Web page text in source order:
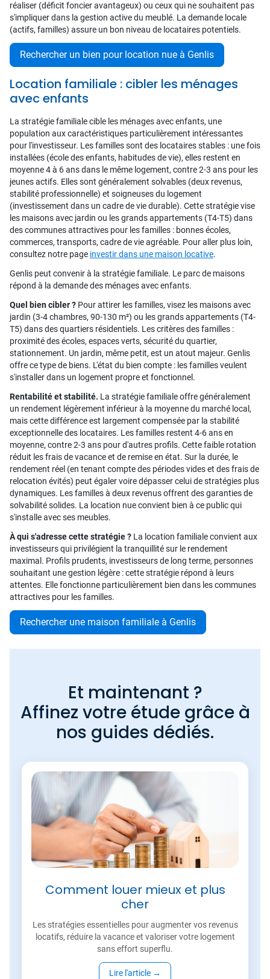
réaliser (déficit foncier avantageux) ou ceux qui ne souhaitent pas
s'impliquer dans la gestion active du meublé. La demande locale
(actifs, familles) assure un bon niveau de locataires potentiels.
Rechercher un bien pour location nue à Genlis
Location familiale : cibler les ménages
avec enfants
La stratégie familiale cible les ménages avec enfants, une
population aux caractéristiques particulièrement intéressantes
pour l'investisseur. Les familles sont des locataires stables : une fois
installées (école des enfants, habitudes de vie), elles restent en
moyenne 4 à 6 ans dans le même logement, contre 2-3 ans pour les
jeunes actifs. Elles sont généralement solvables (deux revenus,
stabilité professionnelle) et soigneuses du logement
(investissement dans un cadre de vie durable). Cette stratégie vise
les maisons avec jardin ou les grands appartements (T4-T5) dans
des communes attractives pour les familles : bonnes écoles,
commerces, transports, cadre de vie agréable. Pour aller plus loin,
consultez notre page investir dans une maison locative.
Genlis peut convenir à la stratégie familiale. Le parc de maisons
répond à la demande des ménages avec enfants.
Quel bien cibler ? Pour attirer les familles, visez les maisons avec
jardin (3-4 chambres, 90-130 m²) ou les grands appartements (T4-
T5) dans des quartiers résidentiels. Les critères des familles :
proximité des écoles, espaces verts, sécurité du quartier,
stationnement. Un jardin, même petit, est un atout majeur. Genlis
offre ce type de biens. L'état du bien compte : les familles veulent
s'installer dans un logement propre et fonctionnel.
Rentabilité et stabilité. La stratégie familiale offre généralement
un rendement légèrement inférieur à la moyenne du marché local,
mais cette différence est largement compensée par la stabilité
exceptionnelle des locataires. Les familles restent 4-6 ans en
moyenne, contre 2-3 ans pour d'autres profils. Cette faible rotation
réduit les frais de vacance et de remise en état. Sur la durée, le
rendement réel (en tenant compte des périodes vides et des frais de
relocation évités) peut égaler voire dépasser celui de stratégies plus
dynamiques. Les familles à deux revenus offrent des garanties de
solvabilité solides. La location nue convient bien à ce public qui
s'installe avec ses meubles.
À qui s'adresse cette stratégie ? La location familiale convient aux
investisseurs qui privilégient la tranquillité sur le rendement
maximal. Profils prudents, investisseurs de long terme, personnes
souhaitant une gestion légère : cette stratégie répond à leurs
attentes. Elle fonctionne particulièrement bien dans les communes
attractives pour les familles.
Rechercher une maison familiale à Genlis
Et maintenant ?
Affinez votre étude grâce à
nos guides dédiés.
Comment louer mieux et plus
cher
Les stratégies essentielles pour augmenter vos revenus
locatifs, réduire la vacance et valoriser votre logement
sans effort superflu.
Lire l'article →